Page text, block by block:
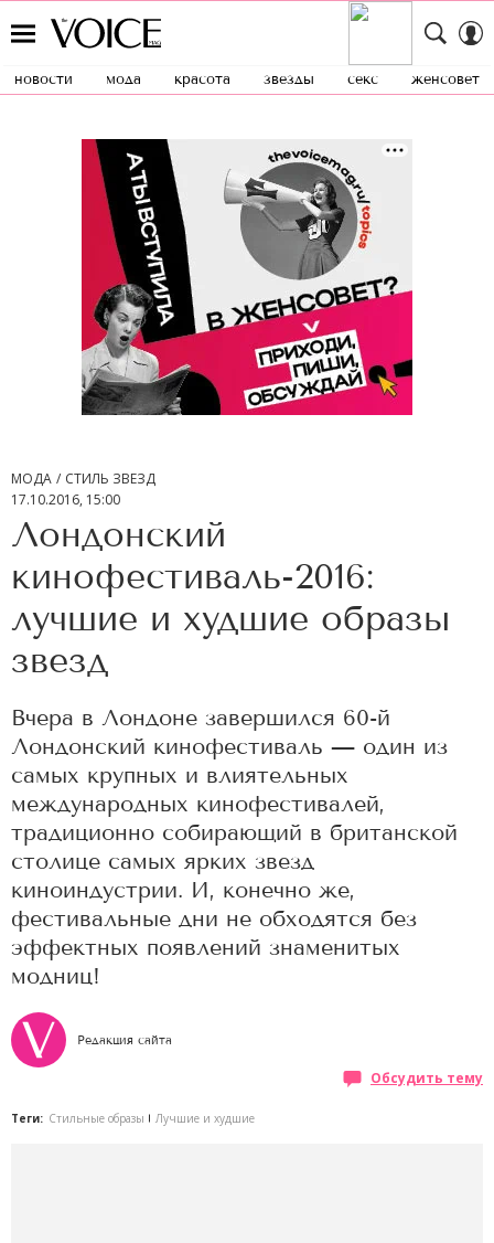
новости мода красота звезды секс женсовет
МОДА
СТИЛЬ ЗВЕЗД
17.10.2016, 15:00
Лондонский
кинофестиваль-2016:
лучшие и худшие образы
звезд
Вчера в Лондоне завершился 60-й
Лондонский кинофестиваль — один из
самых крупных и влиятельных
международных кинофестивалей,
традиционно собирающий в британской
столице самых ярких звезд
киноиндустрии. И, конечно же,
фестивальные дни не обходятся без
эффектных появлений знаменитых
модниц!
Редакция сайта
Обсудить тему
Теги: Стильные образы Лучшие и худшие